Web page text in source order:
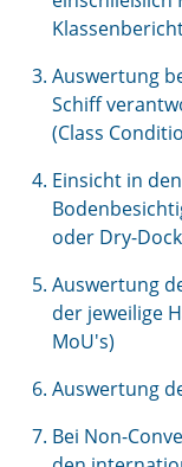
Auswertung
Schiff
(Class
Einsicht in
oder Dry-
Auswertung
der jeweilige
MoU's)
Auswertung
Bei Non-